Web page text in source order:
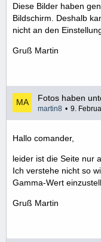
Diese Bilder haben
Bildschirm. Deshalb
nicht an den
Gruß Martin
Fotos haben
martin8 9.
Hallo comander,
leider ist die Seite nur
Ich verstehe nicht so
Gamma-Wert
Gruß Martin